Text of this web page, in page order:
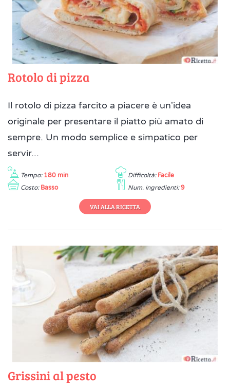
Rotolo di pizza
Il rotolo di pizza farcito a piacere è un'idea
originale per presentare il piatto più amato di
sempre. Un modo semplice e simpatico per
servir...
Tempo: 180 min Difficoltà: Facile
Costo: Basso Num. ingredienti: 9
VAI ALLA RICETTA
Grissini al pesto